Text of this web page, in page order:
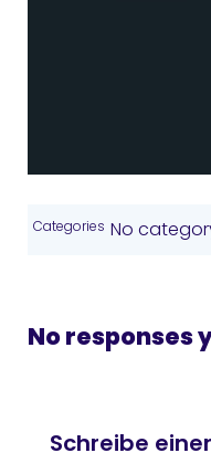
Categories No
No responses
Schreibe